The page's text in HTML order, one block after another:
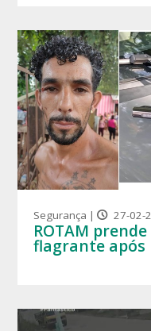
Segurança | 27-02-
ROTAM
flagrante após